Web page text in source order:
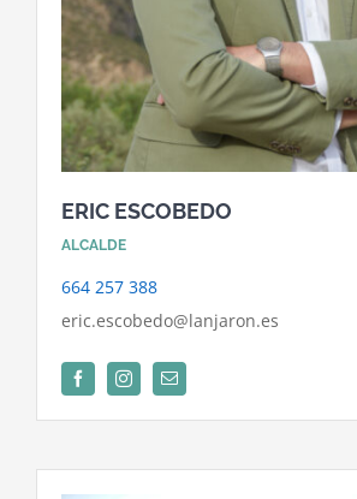
ERIC ESCOBEDO
ALCALDE
664 257 388
eric.escobedo@lanjaron.es